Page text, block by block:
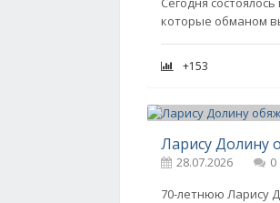
которые обманом
+153
Ларису Долину
28.07.2026
0
70-летнюю Ларису